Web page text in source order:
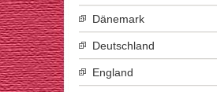
Dänemark
Deutschland
England